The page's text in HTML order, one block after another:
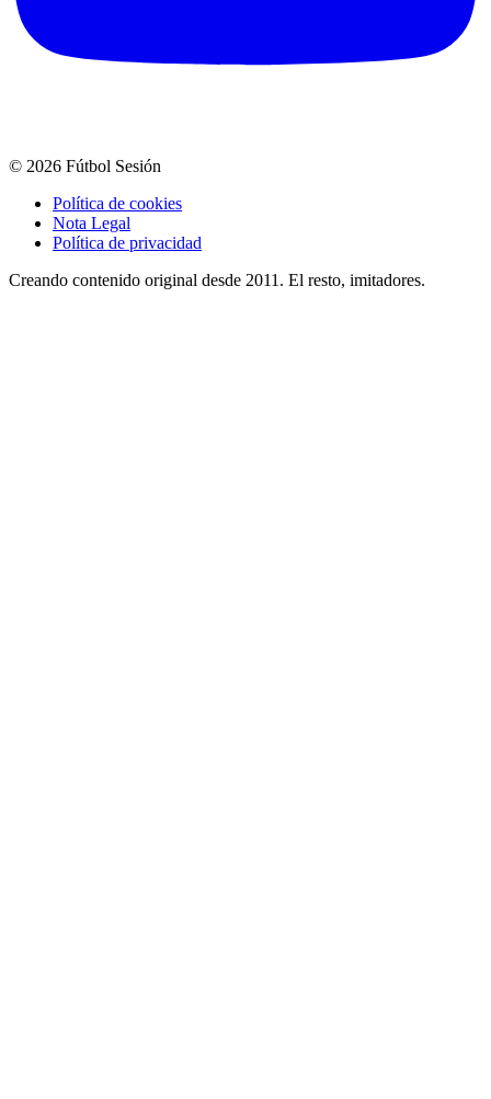
© 2026 Fútbol Sesión
Política de cookies
Nota Legal
Política de privacidad
Creando contenido original desde 2011. El resto, imitadores.